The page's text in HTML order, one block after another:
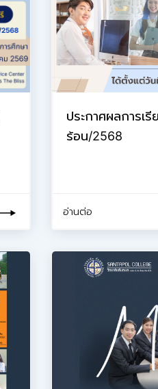
ประกาศผลการเรี
ร้อน/2568
อ่านต่อ